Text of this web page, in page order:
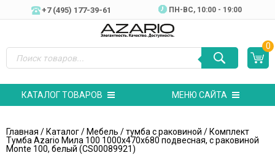
+7 (495) 177-39-61 ПН-ВC, 10:00 - 19:00
0
КАТАЛОГ ТОВАРОВ МЕНЮ САЙТА
Главная /Каталог/Мебель /тумба с раковиной / Комплект
Тумба Azario Мила 100 1000х470х680 подвесная, с раковиной
Monte 100, белый (CS00089921)